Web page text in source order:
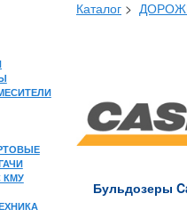
КМУ
Каталог >
Бульдозеры